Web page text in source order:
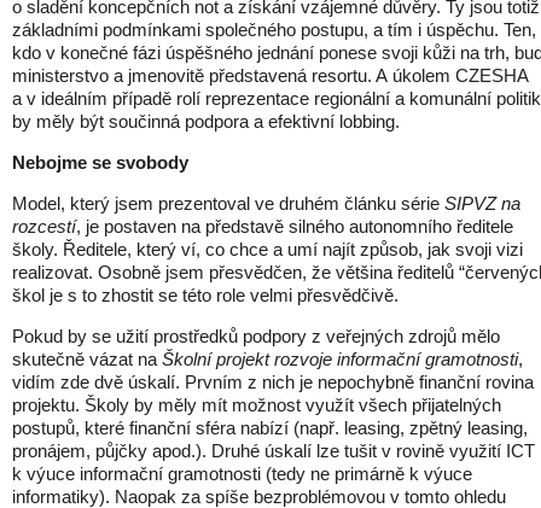
o sladění koncepčních not a získání vzájemné důvěry. Ty jsou totiž
základními podmínkami společného postupu, a tím i úspěchu. Ten,
kdo v konečné fázi úspěšného jednání ponese svoji kůži na trh,
ministerstvo a jmenovitě představená resortu. A úkolem CZESHA
a v ideálním případě rolí reprezentace regionální a komunální
by měly být součinná podpora a efektivní lobbing.
Nebojme se svobody
Model, který jsem prezentoval ve druhém článku série SIPVZ na
rozcestí, je postaven na představě silného autonomního ředitele
školy. Ředitele, který ví, co chce a umí najít způsob, jak svoji vizi
realizovat. Osobně jsem přesvědčen, že většina ředitelů
škol je s to zhostit se této role velmi přesvědčivě.
Pokud by se užití prostředků podpory z veřejných zdrojů mělo
skutečně vázat na Školní projekt rozvoje informační gramotnosti,
vidím zde dvě úskalí. Prvním z nich je nepochybně finanční rovina
projektu. Školy by měly mít možnost využít všech přijatelných
postupů, které finanční sféra nabízí (např. leasing, zpětný leasing,
pronájem, půjčky apod.). Druhé úskalí lze tušit v rovině využití ICT
k výuce informační gramotnosti (tedy ne primárně k výuce
informatiky). Naopak za spíše bezproblémovou v tomto ohledu